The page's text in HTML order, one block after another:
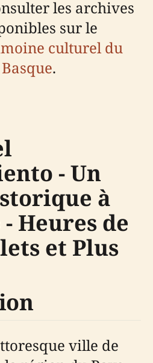
les archives
sur le
culturel du
.
- Un
à
Heures de
et Plus
ville de